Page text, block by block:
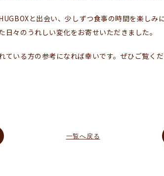
と出会い、少しずつ食事の時間を楽しみ
日々のうれしい変化をお寄せいただきました。
ている方の参考になれば幸いです。ぜひご覧くだ
一覧へ戻る